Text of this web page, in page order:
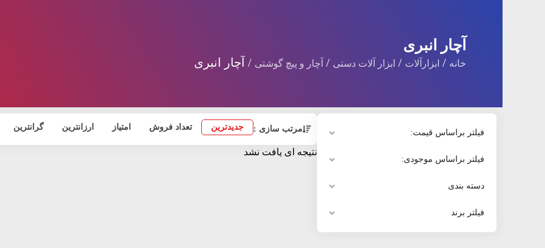
آچار انبری
خانه / ابزارآلات / ابزار آلات دستی / آچار و پیچ گوشتی / آچار انبری
فیلتر براساس قیمت:
فیلتر براساس موجودی:
دسته بندی
فیلتر برند
مرتب سازی : جدیدترین تعداد فروش امتیاز ارزانترین گرانترین
نتیجه ای یافت نشد